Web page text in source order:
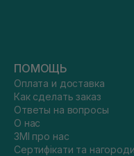
ПОМОЩЬ
Оплата и доставка
Как сделать заказ
Ответы на вопросы
О нас
ЗМІ про нас
Сертифікати та нагороди